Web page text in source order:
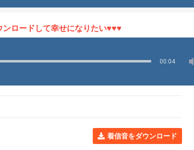
ードして幸せになりたい♥♥♥
00:04
着信音をダウンロード